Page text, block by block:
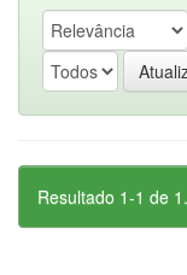
Resultado 1-1 de 1.